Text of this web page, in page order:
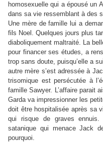
homosexuelle qui a épousé un
dans sa vie ressemblant à des
Une mère de famille lui a
fils Noel. Quelques jours plus
diaboliquement maltraité. La
pour financer ses études, a
trop sans doute, puisqu’elle a
autre mère s’est adressée à
trisomique est persécutée à
famille Sawyer. L’affaire parait
Garda va impressionner les
doit être hospitalisée après sa
qui risque de graves
satanique qui menace Jack
pourquoi.